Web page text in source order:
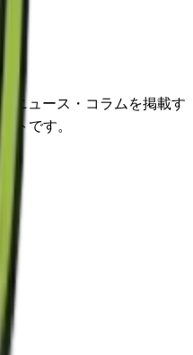
ニュース・コラムを掲載す
トです。